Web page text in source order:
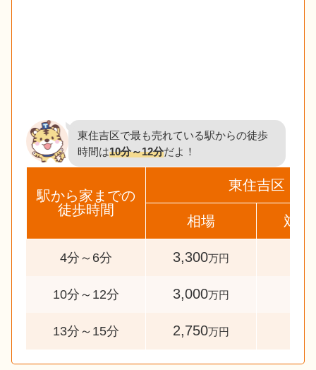
東住吉区で最も売れている駅からの徒歩
時間は10分～12分だよ！
駅から家までの
徒歩時間
東住吉区
相場 対象
4分～6分 3,300万円
10分～12分 3,000万円
13分～15分 2,750万円